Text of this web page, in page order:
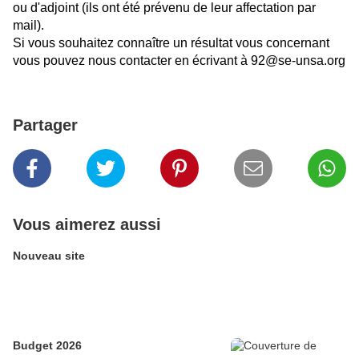
ou d'adjoint (ils ont été prévenu de leur affectation par
mail).
Si vous souhaitez connaître un résultat vous concernant
vous pouvez nous contacter en écrivant à 92@se-unsa.org
Partager
Vous aimerez aussi
Nouveau site
Budget 2026